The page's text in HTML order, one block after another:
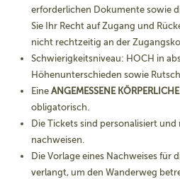
erforderlichen Dokumente sowie
Sie Ihr Recht auf Zugang und
nicht rechtzeitig an der
Schwierigkeitsniveau: HOCH in
Höhenunterschieden sowie
Eine ANGEMESSENE
obligatorisch.
Die Tickets sind personalisiert
nachweisen.
Die Vorlage eines Nachweises
verlangt, um den Wanderweg